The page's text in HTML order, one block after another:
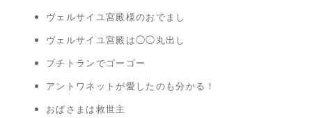
ヴェルサイユ宮殿様のおでまし
ヴェルサイユ宮殿は◯◯丸出し
プチトランでゴーゴー
アントワネットが愛したのも分かる！
おばさまは救世主